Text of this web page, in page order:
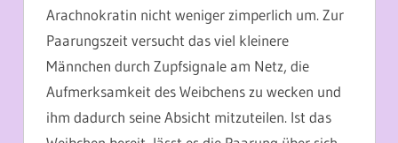
Arachnokratin nicht weniger zimperlich um. Zur
Paarungszeit versucht das viel kleinere
Männchen durch Zupfsignale am Netz, die
Aufmerksamkeit des Weibchens zu wecken und
ihm dadurch seine Absicht mitzuteilen. Ist das